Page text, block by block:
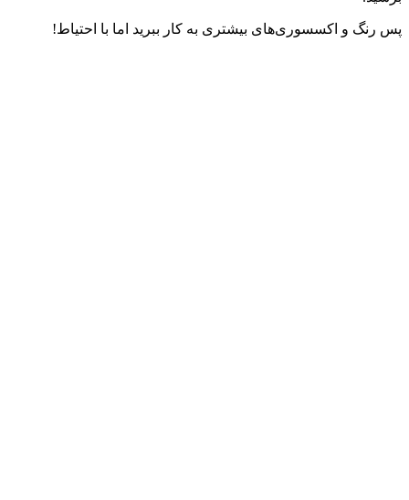
پس رنگ و اکسسوری‌های بیشتری به کار ببرید اما با احتیاط!